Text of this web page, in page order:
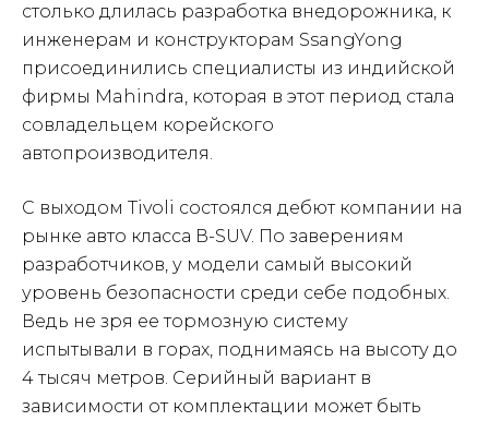
столько длилась разработка внедорожника, к
инженерам и конструкторам SsangYong
присоединились специалисты из индийской
фирмы Mahindra, которая в этот период стала
совладельцем корейского
автопроизводителя.
С выходом Tivoli состоялся дебют компании на
рынке авто класса В-SUV. По заверениям
разработчиков, у модели самый высокий
уровень безопасности среди себе подобных.
Ведь не зря ее тормозную систему
испытывали в горах, поднимаясь на высоту до
4 тысяч метров. Серийный вариант в
зависимости от комплектации может быть